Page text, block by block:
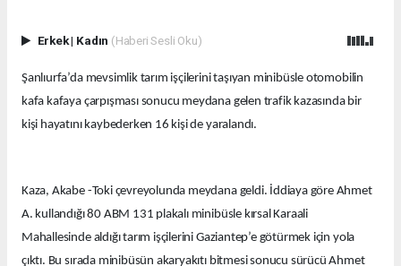
Erkek| Kadın (Haberi Sesli Oku)
Şanlıurfa’da mevsimlik tarım işçilerini taşıyan minibüsle otomobilin
kafa kafaya çarpışması sonucu meydana gelen trafik kazasında bir
kişi hayatını kaybederken 16 kişi de yaralandı.
Kaza, Akabe -Toki çevreyolunda meydana geldi. İddiaya göre Ahmet
A. kullandığı 80 ABM 131 plakalı minibüsle kırsal Karaali
Mahallesinde aldığı tarım işçilerini Gaziantep’e götürmek için yola
çıktı. Bu sırada minibüsün akaryakıtı bitmesi sonucu sürücü Ahmet